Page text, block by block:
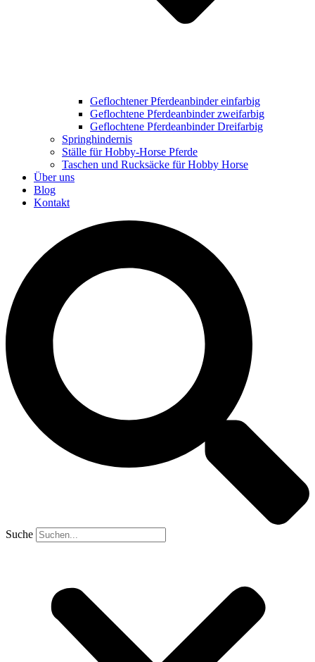
Geflochtener Pferdeanbinder einfarbig
Geflochtene Pferdeanbinder zweifarbig
Geflochtene Pferdeanbinder Dreifarbig
Springhindernis
Ställe für Hobby-Horse Pferde
Taschen und Rucksäcke für Hobby Horse
Über uns
Blog
Kontakt
Suche